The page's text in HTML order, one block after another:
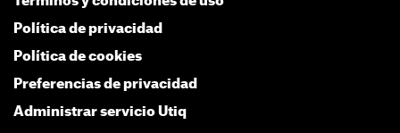
Política de privacidad
Política de cookies
Preferencias de privacidad
Administrar servicio Utiq